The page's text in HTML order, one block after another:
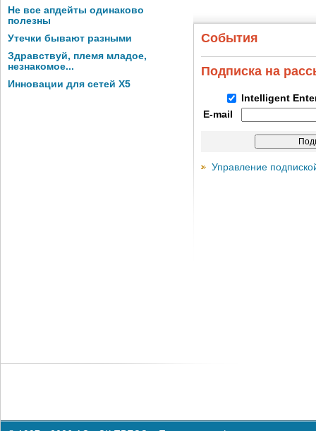
Не все апдейты одинаково
полезны
Утечки бывают разными
Здравствуй, племя младое,
незнакомое...
Инновации для сетей X5
События
Подписка на
Intelligent
E-mail
Управление